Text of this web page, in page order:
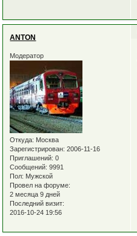
ANTON
Модератор
Откуда: Москва
Зарегистрирован: 2006-11-16
Приглашений: 0
Сообщений: 9991
Пол: Мужской
Провел на форуме:
2 месяца 9 дней
Последний визит:
2016-10-24 19:56